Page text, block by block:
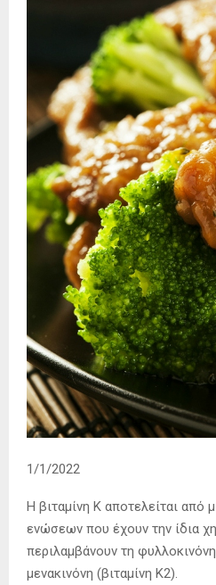
1/1/2022
Η βιταμίνη Κ αποτελείται από
ενώσεων που έχουν την ίδια
περιλαμβάνουν τη
μενακινόνη (βιταμίνη Κ2).